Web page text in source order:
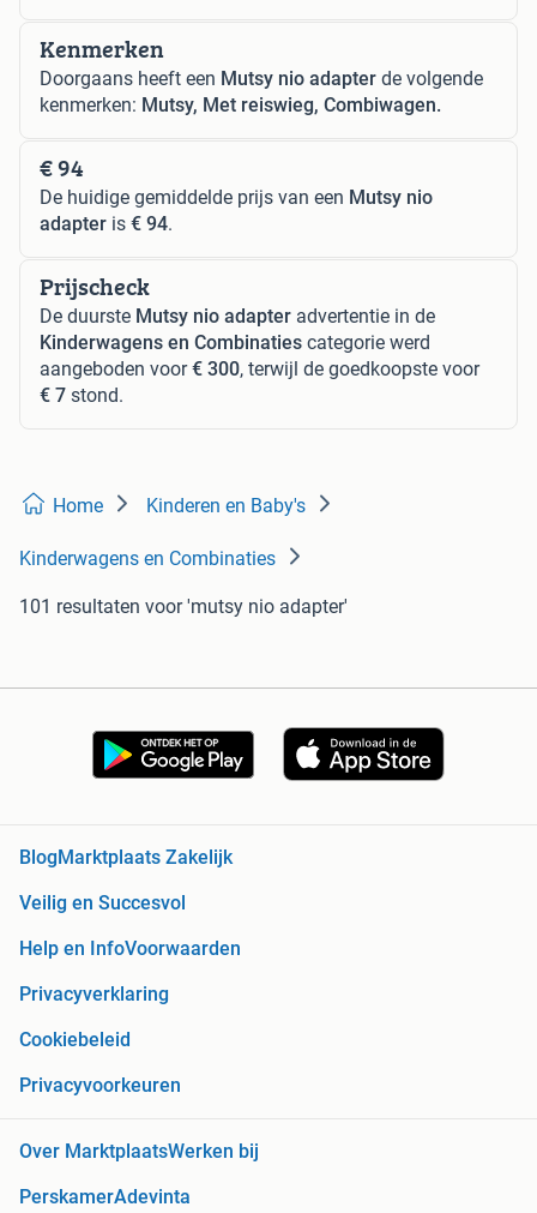
Kenmerken
Doorgaans heeft een Mutsy nio adapter de volgende
kenmerken: Mutsy, Met reiswieg, Combiwagen.
€ 94
De huidige gemiddelde prijs van een Mutsy nio
adapter is € 94.
Prijscheck
De duurste Mutsy nio adapter advertentie in de
Kinderwagens en Combinaties categorie werd
aangeboden voor€ 300, terwijl de goedkoopste voor
€ 7 stond.
Home Kinderen en Baby's
Kinderwagens en Combinaties
101 resultaten voor 'mutsy nio adapter'
Blog Marktplaats Zakelijk
Veilig en Succesvol
Help en InfoVoorwaarden
Privacyverklaring
Cookiebeleid
Privacyvoorkeuren
Over MarktplaatsWerken bij
PerskamerAdevinta